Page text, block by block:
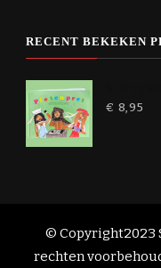
RECENT BEKEKEN
€ 8,95
© Copyright2023
rechten